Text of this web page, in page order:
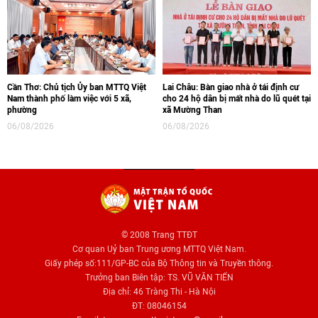
Cần Thơ: Chủ tịch Ủy ban MTTQ Việt
Nam thành phố làm việc với 5 xã,
phường
06/08/2026
Lai Châu: Bàn giao nhà ở tái định cư
cho 24 hộ dân bị mất nhà do lũ quét tại
xã Mường Than
06/08/2026
© 2008 Trang TTĐT
Cơ quan Uỷ ban Trung ương MTTQ Việt Nam.
Giấy phép số:111/GP-BC của Bộ Thông tin và Truyền thông.
Trưởng ban Biên tập: TS. VŨ VĂN TIẾN
Địa chỉ: 46 Tràng Thi - Hà Nội
ĐT: 08046154